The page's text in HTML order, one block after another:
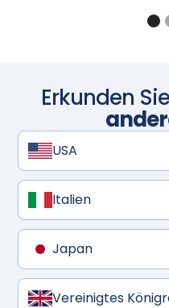
Erkunden
USA
Italien
Japan
Vereinigtes